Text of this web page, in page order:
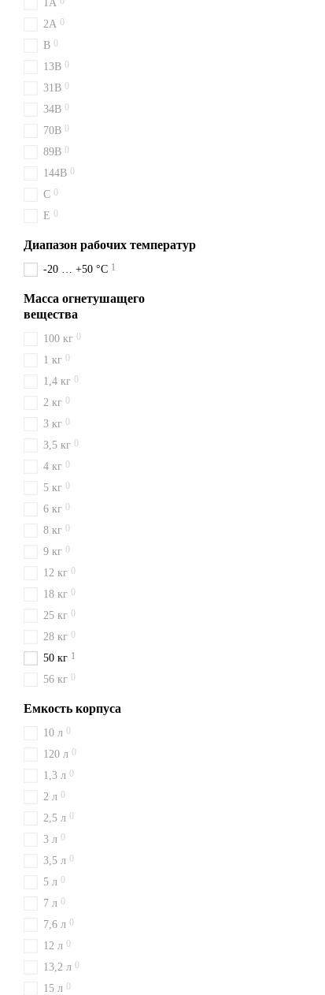
1A
2A 0
B 0
13B 0
31B 0
34B 0
70B 0
89B 0
144B 0
C 0
E 0
Диапазон рабочих температур
-20 … +50 °C 1
Масса огнетушащего
вещества
100 кг 0
1 кг 0
1,4 кг 0
2 кг 0
3 кг 0
3,5 кг 0
4 кг 0
5 кг 0
6 кг 0
8 кг 0
9 кг 0
12 кг 0
18 кг 0
25 кг 0
28 кг 0
50 кг 1
56 кг 0
Емкость корпуса
10 л 0
120 л 0
1,3 л 0
2 л 0
2,5 л 0
3 л 0
3,5 л 0
5 л 0
7 л 0
7,6 л 0
12 л 0
13,2 л 0
15 л 0